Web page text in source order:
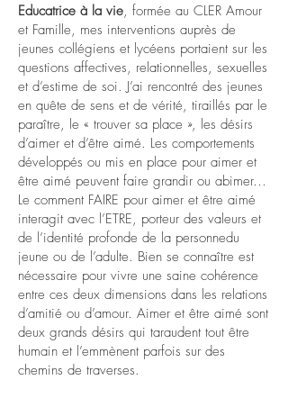
Educatrice à la vie, formée au CLER Amour
et Famille, mes interventions auprès de
jeunes collégiens et lycéens portaient sur les
questions affectives, relationnelles, sexuelles
et d’estime de soi. J’ai rencontré des jeunes
en quête de sens et de vérité, tiraillés par le
paraître, le « trouver sa place », les désirs
d’aimer et d’être aimé. Les comportements
développés ou mis en place pour aimer et
être aimé peuvent faire grandir ou abimer…
Le comment FAIRE pour aimer et être aimé
interagit avec l’ETRE, porteur des valeurs et
de l’identité profonde de la personnedu
jeune ou de l’adulte. Bien se connaître est
nécessaire pour vivre une saine cohérence
entre ces deux dimensions dans les relations
d’amitié ou d’amour. Aimer et être aimé sont
deux grands désirs qui taraudent tout être
humain et l’emmènent parfois sur des
chemins de traverses.